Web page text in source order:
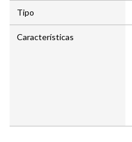
Tipo
Características